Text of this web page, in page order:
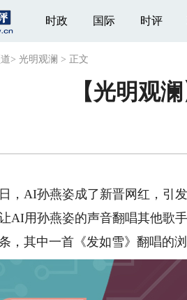
时政 国际 时评
> 光明观澜 > 正文
【光明观
AI孙燕姿成了新晋网红，引发
AI用孙燕姿的声音翻唱其他歌
，其中一首《发如雪》翻唱的